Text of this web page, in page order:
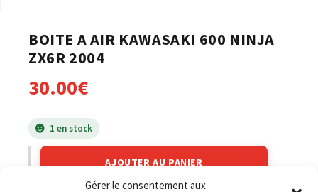
Gérer le consentement aux
BOITE A AIR KAWASAKI 600 NINJA
ZX6R 2004
30.00€
1 en stock
AJOUTER AU PANIER